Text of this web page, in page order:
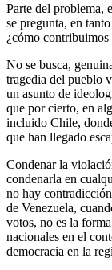
Parte del problema,
se pregunta, en
¿cómo contribuimos
No se busca,
tragedia del pueblo
un asunto de
que por cierto, en
incluido Chile,
que han llegado
Condenar la
condenarla en
no hay
de Venezuela,
votos, no es la
nacionales en el
democracia en la